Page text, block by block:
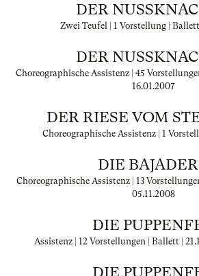
DER
Zwei Teufel | 1 Vorstellung | Ballett
DER
Choreographische Assistenz | 45
16.01.2007
DER RIESE VOM
Choreographische Assistenz | 1
DIE
Choreographische Assistenz | 13
05.11.2008
DIE
Assistenz | 12 Vorstellungen | Ballett |
DIE